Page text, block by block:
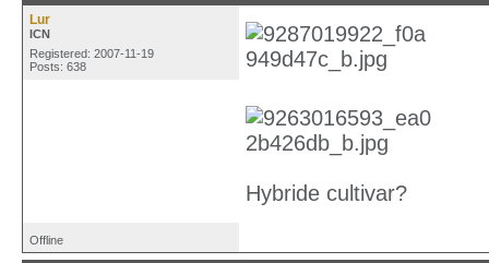
Lur
ICN
Registered: 2007-11-19
Posts: 638
Hybride cultivar?
Offline